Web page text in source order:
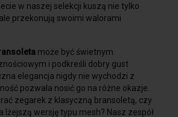
powabną błyskotką. Tanie zegarki
w naszej selekcji kuszą nie tylko
przekonują swoimi walorami
może być świetnym
i podkreśli dobry gust
elegancja nigdy nie wychodzi z
pozwala nosić go na różne okazje.
zegarek z klasyczną bransoletą, czy